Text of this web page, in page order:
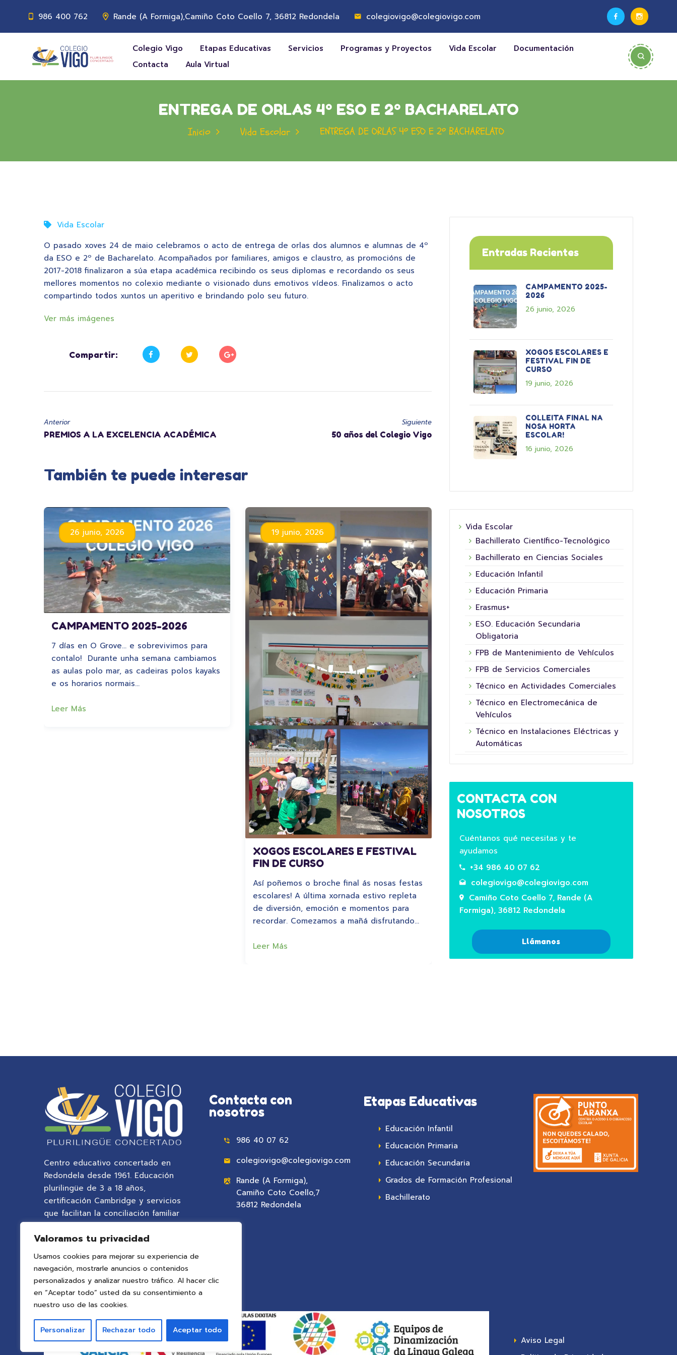
Valoramos tu privacidad
Usamos cookies para mejorar su experiencia de
navegación, mostrarle anuncios o contenidos
personalizados y analizar nuestro tráfico. Al hacer clic
en “Aceptar todo” usted da su consentimiento a
nuestro uso de las cookies.
Personalizar Rechazar todo Aceptar todo
986 400 762 Rande (A Formiga),Camiño Coto Coello 7, 36812 Redondela colegiovigo@colegiovigo.com
Colegio Vigo Etapas Educativas Servicios Programas y Proyectos Vida Escolar
Documentación
Contacta
Aula Virtual
ENTREGA DE ORLAS 4º ESO E 2º BACHARELATO
Inicio Vida Escolar ENTREGA DE ORLAS 4º ESO E 2º BACHARELATO
Vida Escolar
O pasado xoves 24 de maio celebramos o acto de entrega de orlas dos alumnos e alumnas de 4º
da ESO e 2º de Bacharelato. Acompañados por familiares, amigos e claustro, as promocións de
2017-2018 finalizaron a súa etapa académica recibindo os seus diplomas e recordando os seus
mellores momentos no colexio mediante o visionado duns emotivos vídeos. Finalizamos o acto
compartindo todos xuntos un aperitivo e brindando polo seu futuro.
Ver más imágenes
Compartir:
Anterior
PREMIOS A LA EXCELENCIA ACADÉMICA
Siguiente
50 años del Colegio Vigo
También te puede interesar
26 junio, 2026
CAMPAMENTO 2025-2026
7 días en O Grove… e sobrevivimos para
contalo! Durante unha semana cambiamos
as aulas polo mar, as cadeiras polos kayaks
e os horarios normais…
Leer Más
19 junio, 2026
XOGOS ESCOLARES E FESTIVAL
FIN DE CURSO
Así poñemos o broche final ás nosas festas
escolares! A última xornada estivo repleta
de diversión, emoción e momentos para
recordar. Comezamos a mañá disfrutando…
Leer Más
16 junio, 2026
COLLEITA FINAL NA NOSA
HORTA ESCOLAR!
Hoxe é un día moi especial na nosa
aula! Os nosos pequenos e pequenas
agricultores e agricultoras de 2º de
Primaria recolleron por fin os froitos…
Leer Más
Entradas Recientes
CAMPAMENTO 2025-
2026
26 junio, 2026
XOGOS ESCOLARES E
FESTIVAL FIN DE
CURSO
19 junio, 2026
COLLEITA FINAL NA
NOSA HORTA
ESCOLAR!
16 junio, 2026
Vida Escolar
Bachillerato Científico-Tecnológico
Bachillerato en Ciencias Sociales
Educación Infantil
Educación Primaria
Erasmus+
ESO. Educación Secundaria
Obligatoria
FPB de Mantenimiento de Vehículos
FPB de Servicios Comerciales
Técnico en Actividades Comerciales
Técnico en Electromecánica de
Vehículos
Técnico en Instalaciones Eléctricas y
Automáticas
CONTACTA CON
NOSOTROS
Cuéntanos qué necesitas y te
ayudamos
+34 986 40 07 62
colegiovigo@colegiovigo.com
Camiño Coto Coello 7, Rande (A
Formiga), 36812 Redondela
Llámanos
Centro educativo concertado en
Redondela desde 1961. Educación
plurilingüe de 3 a 18 años,
certificación Cambridge y servicios
que facilitan la conciliación familiar
Contacta con
nosotros
986 40 07 62
colegiovigo@colegiovigo.com
Rande (A Formiga),
Camiño Coto Coello,7
36812 Redondela
Etapas Educativas
Educación Infantil
Educación Primaria
Educación Secundaria
Grados de Formación Profesional
Bachillerato
Aviso Legal